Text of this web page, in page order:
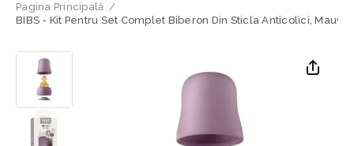
Pagina Principală /
BIBS - Kit Pentru Set Complet Biberon Din Sticla Anticolici, Mauve